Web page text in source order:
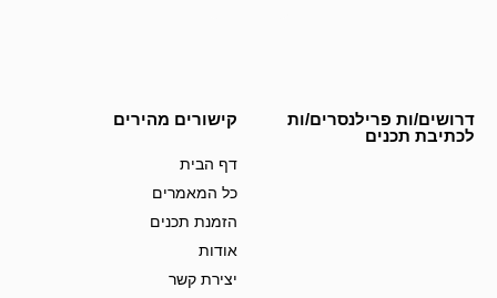
דרושים/ות פרילנסרים/ות
לכתיבת תכנים
קישורים מהירים
דף הבית
כל המאמרים
הזמנת תכנים
אודות
יצירת קשר